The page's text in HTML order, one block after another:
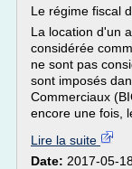
Le régime fiscal
La location d'un
considérée
ne sont pas
sont imposés
Commerciaux
encore une fois,
Lire la suite
Date: 2017-05-